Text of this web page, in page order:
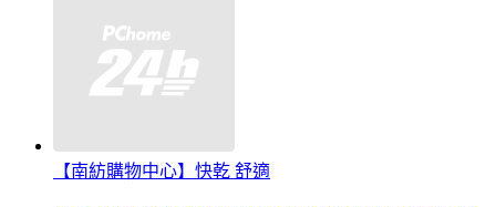
【南紡購物中心】快乾 舒適